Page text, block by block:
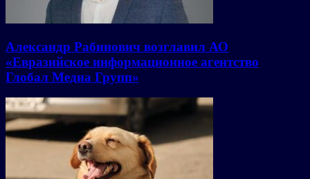
Александр Рабинович возглавил АО
«Евразийское информационное агентство
Глобал Медиа Групп»